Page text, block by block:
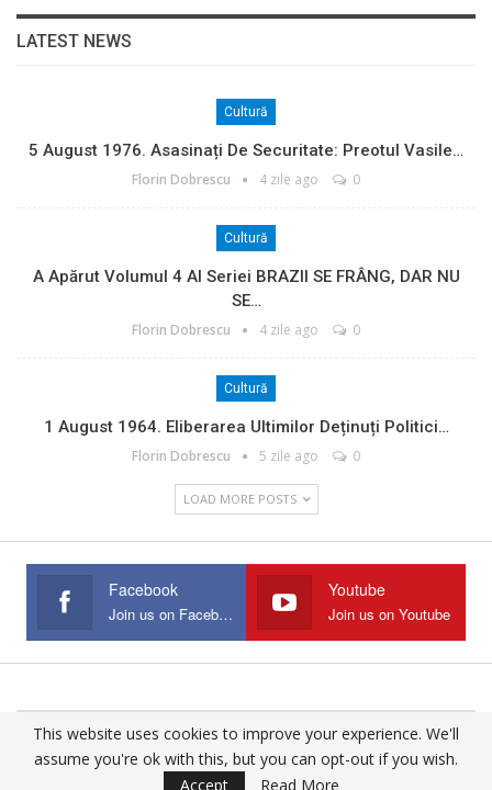
LATEST NEWS
Cultură
5 August 1976. Asasinați De Securitate: Preotul Vasile…
Florin Dobrescu 4 zile ago 0
Cultură
A Apărut Volumul 4 Al Seriei BRAZII SE FRÂNG, DAR NU
SE…
Florin Dobrescu 4 zile ago 0
Cultură
1 August 1964. Eliberarea Ultimilor Deținuți Politici…
Florin Dobrescu 5 zile ago 0
LOAD MORE POSTS
Facebook
Join us on Facebook
Youtube
Join us on Youtube
© 2025 - All Rights Reserved.
Website Design:
Buciumul
This website uses cookies to improve your experience. We'll
assume you're ok with this, but you can opt-out if you wish.
Accept
Read More